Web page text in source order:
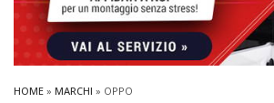
HOME » MARCHI » OPPO